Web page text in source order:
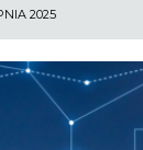
2025